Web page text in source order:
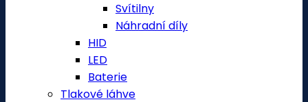
Svítilny
Náhradní díly
HID
LED
Baterie
Tlakové láhve